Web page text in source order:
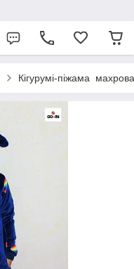
Кігурумі-піжама